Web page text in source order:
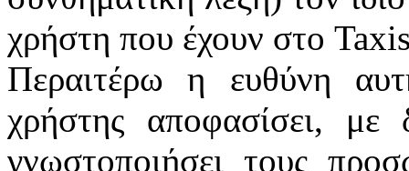
χρήστη που έχουν στο
Περαιτέρω η ευθύνη
χρήστης αποφασίσει, με
γνωστοποιήσει τους